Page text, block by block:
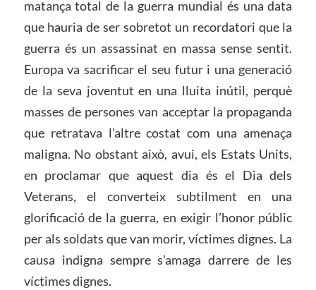
matança total de la guerra mundial és una data
que hauria de ser sobretot un recordatori que la
guerra és un assassinat en massa sense sentit.
Europa va sacrificar el seu futur i una generació
de la seva joventut en una lluita inútil, perquè
masses de persones van acceptar la propaganda
que retratava l’altre costat com una amenaça
maligna. No obstant això, avui, els Estats Units,
en proclamar que aquest dia és el Dia dels
Veterans, el converteix subtilment en una
glorificació de la guerra, en exigir l’honor públic
per als soldats que van morir, víctimes dignes. La
causa indigna sempre s’amaga darrere de les
víctimes dignes.